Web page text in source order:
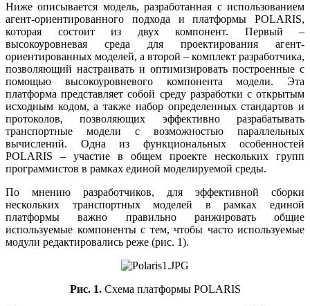
Ниже описывается модель, разработанная с использованием
агент-ориентированного подхода и платформы POLARIS,
которая состоит из двух компонент. Первый –
высокоуровневая среда для проектирования агент-
ориентированных моделей, а второй – комплект разработчика,
позволяющий настраивать и оптимизировать построенные с
помощью высокоуровневого компонента модели. Эта
платформа представляет собой среду разработки с открытым
исходным кодом, а также набор определенных стандартов и
протоколов, позволяющих эффективно разрабатывать
транспортные модели с возможностью параллельных
вычислений. Одна из функциональных особенностей
POLARIS – участие в общем проекте нескольких групп
программистов в рамках единой моделируемой среды.
По мнению разработчиков, для эффективной сборки
нескольких транспортных моделей в рамках единой
платформы важно правильно ранжировать общие
используемые компоненты с тем, чтобы часто используемые
модули редактировались реже (рис. 1).
Рис. 1.Схема платформы POLARIS